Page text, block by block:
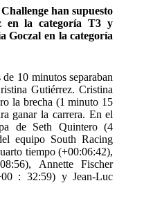
han supuesto
en la categoría T3 y
Goczal en la categoría
10 minutos separaban
Gutiérrez. Cristina
la brecha (1 minuto 15
ganar la carrera. En el
de Seth Quintero (4
equipo South Racing
tiempo (+00:06:42),
Annette Fischer
: 32:59) y Jean-Luc